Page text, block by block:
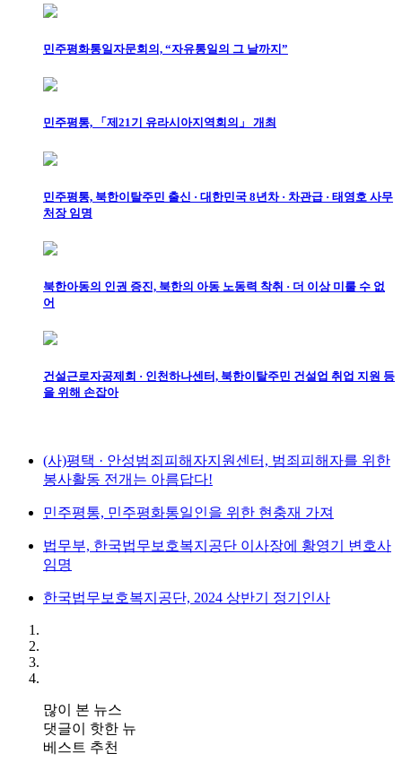
민주평화통일자문회의, “자유통일의 그 날까지”
민주평통, 「제21기 유라시아지역회의」 개최
민주평통, 북한이탈주민 출신 · 대한민국 8년차 · 차관급 · 태영호 사무
처장 임명
북한아동의 인권 증진, 북한의 아동 노동력 착취 · 더 이상 미룰 수 없
어
건설근로자공제회 · 인천하나센터, 북한이탈주민 건설업 취업 지원 등
을 위해 손잡아
(사)평택 · 안성범죄피해자지원센터, 범죄피해자를 위한
봉사활동 전개는 아름답다!
민주평통, 민주평화통일인을 위한 현충재 가져
법무부, 한국법무보호복지공단 이사장에 황영기 변호사
임명
한국법무보호복지공단, 2024 상반기 정기인사
많이 본 뉴스
댓글이 핫한 뉴
베스트 추천